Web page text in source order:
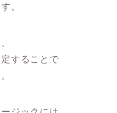
。
することで